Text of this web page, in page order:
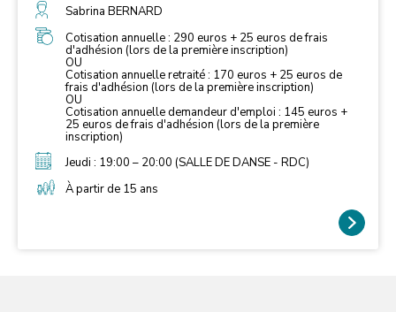
d’équilibre (asanas), la respiration consciente, des
techniques de contrôle du souffle (pranayama), ainsi que
des moments de méditation et de relaxation. Les
bienfaits du yoga sont nombreux et variés. Cette pratique
régulière améliore la souplesse corporelle, renforce les
muscles, et favorise la circulation énergétique dans le
corps. Mais le yoga ne se limite pas à l'amélioration
physique. Il enseigne également à écouter son corps, à
apaiser l'esprit, et à trouver une paix intérieure profonde.
En pratiquant le yoga, vous vous engagez dans un
voyage intérieur qui vous aide à vivre pleinement dans
l'instant présent. Au-delà de ses bienfaits physiques, le
yoga est une invitation à se recentrer et à cultiver un
bien-être global. Chaque séance est une opportunité de
Sabrina BERNARD
Cotisation annuelle : 290 euros + 25 euros de frais
d'adhésion (lors de la première inscription)
OU
Cotisation annuelle retraité : 170 euros + 25 euros de
frais d'adhésion (lors de la première inscription)
OU
Cotisation annuelle demandeur d'emploi : 145 euros +
25 euros de frais d'adhésion (lors de la première
inscription)
Jeudi : 19:00 – 20:00 (SALLE DE DANSE - RDC)
À partir de 15 ans